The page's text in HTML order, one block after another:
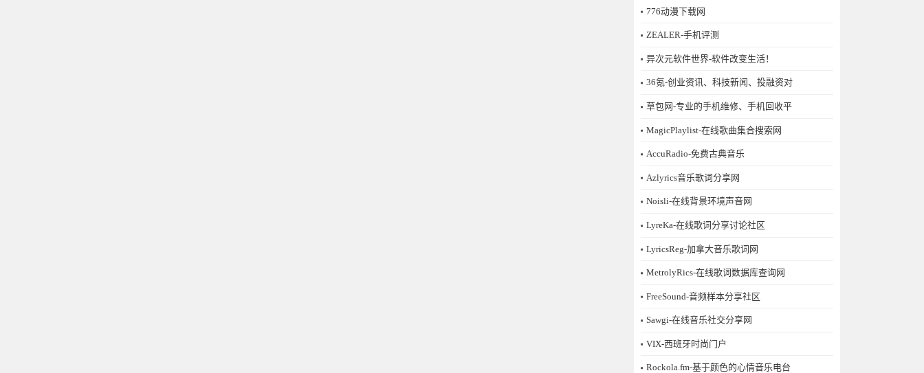
776动漫下载网
ZEALER-手机评测
异次元软件世界-软件改变生活！
36氪-创业资讯、科技新闻、投融资对
草包网-专业的手机维修、手机回收平
MagicPlaylist-在线歌曲集合搜索网
AccuRadio-免费古典音乐
Azlyrics音乐歌词分享网
Noisli-在线背景环境声音网
LyreKa-在线歌词分享讨论社区
LyricsReg-加拿大音乐歌词网
MetrolyRics-在线歌词数据库查询网
FreeSound-音频样本分享社区
Sawgi-在线音乐社交分享网
​VIX-西班牙时尚门户
Rockola.fm-基于颜色的心情音乐电台